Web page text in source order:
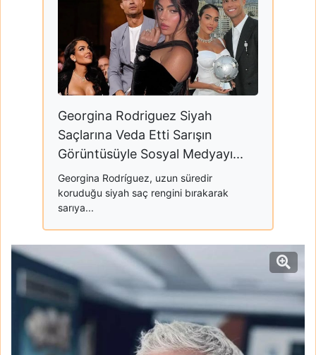
Georgina Rodriguez Siyah
Saçlarına Veda Etti Sarışın
Görüntüsüyle Sosyal Medyayı...
Georgina Rodríguez, uzun süredir
koruduğu siyah saç rengini bırakarak
sarıya...